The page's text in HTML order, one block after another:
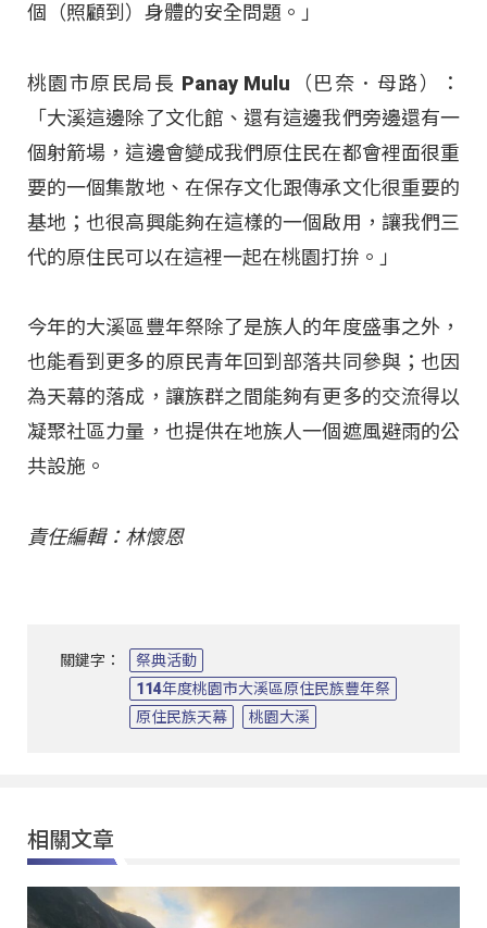
個（照顧到）身體的安全問題。」
桃園市原民局長 Panay Mulu（巴奈．母路）：
「大溪這邊除了文化館、還有這邊我們旁邊還有一
個射箭場，這邊會變成我們原住民在都會裡面很重
要的一個集散地、在保存文化跟傳承文化很重要的
基地；也很高興能夠在這樣的一個啟用，讓我們三
代的原住民可以在這裡一起在桃園打拚。」
今年的大溪區豐年祭除了是族人的年度盛事之外，
也能看到更多的原民青年回到部落共同參與；也因
為天幕的落成，讓族群之間能夠有更多的交流得以
凝聚社區力量，也提供在地族人一個遮風避雨的公
共設施。
責任編輯：林懷恩
關鍵字：
祭典活動
114年度桃園市大溪區原住民族豐年祭
原住民族天幕
桃園大溪
相關文章